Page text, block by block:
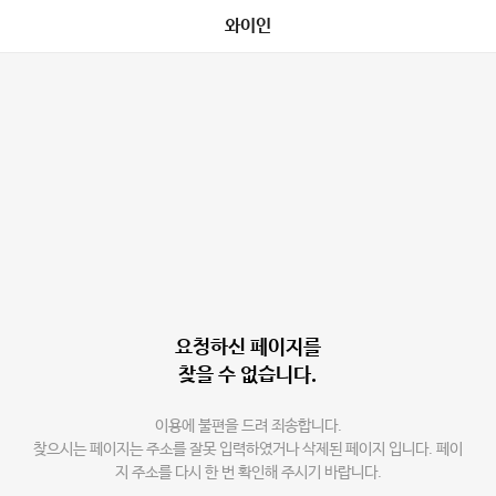
와이인
요청하신 페이지를
찾을 수 없습니다.
이용에 불편을 드려 죄송합니다.
찾으시는 페이지는 주소를 잘못 입력하였거나 삭제된 페이지 입니다. 페이
지 주소를 다시 한 번 확인해 주시기 바랍니다.